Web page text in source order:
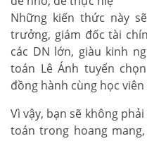
Những kiến thức này
trưởng, giám đốc tài
các DN lớn, giàu kinh
toán Lê Ánh tuyển
đồng hành cùng học
Vì vậy, bạn sẽ không
toán trong hoang